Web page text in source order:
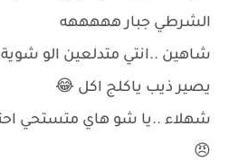
الشرطي جبار هههههه
شاهين ..انتي متدلعين الو
يصير ذيب ياكلج اكل 😂
شهلاء ..يا شو هاي متستحي
😠